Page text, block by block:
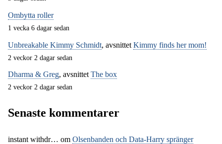
Ombytta roller
1 vecka 6 dagar sedan
Unbreakable Kimmy Schmidt, avsnittet Kimmy finds her mom!
2 veckor 2 dagar sedan
Dharma & Greg, avsnittet The box
2 veckor 2 dagar sedan
Senaste kommentarer
instant withdr… om Olsenbanden och Data-Harry spränger